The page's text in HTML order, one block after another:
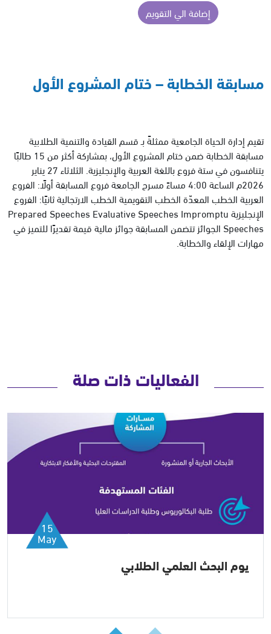
إضافة الي التقويم
مسابقة الخطابة – ختام المشروع الأول
تقيم إدارة الحياة الجامعية ممثلةً بـ قسم القيادة والتنمية الطلابية
مسابقة الخطابة ضمن ختام المشروع الأول، بمشاركة أكثر من 15 طالبًا
يتنافسون في ستة فروع باللغة العربية والإنجليزية. الثلاثاء 27 يناير
2026م الساعة 4:00 مساءً مسرح الجامعة فروع المسابقة أولًا: الفروع
العربية الخطب المعدّة الخطب التقويمية الخطب الارتجالية ثانيًا: الفروع
الإنجليزية Prepared Speeches Evaluative Speeches Impromptu
Speeches الجوائز تتضمن المسابقة جوائز مالية قيمة تقديرًا للتميز في
مهارات الإلقاء والخطابة.
الفعاليات ذات صلة
15
May
يوم البحث العلمي الطلابي